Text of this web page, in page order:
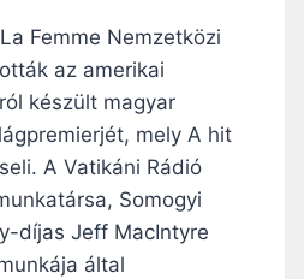
Femme Nemzetközi
az amerikai
készült magyar
mely A hit
A Vatikáni Rádió
Somogyi
díjas Jeff MacIntyre
által